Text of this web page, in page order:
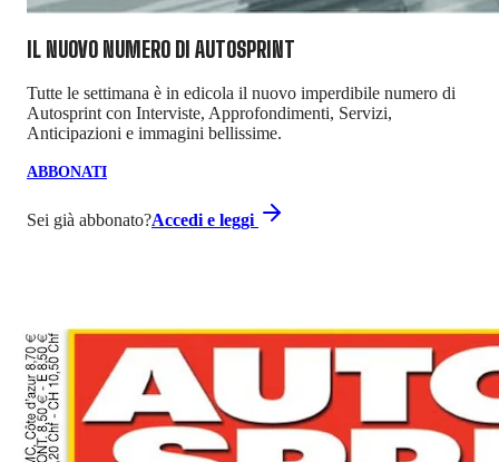
IL NUOVO NUMERO DI AUTOSPRINT
Tutte le settimana è in edicola il nuovo imperdibile numero di
Autosprint con Interviste, Approfondimenti, Servizi,
Anticipazioni e immagini bellissime.
ABBONATI
Sei già abbonato?Accedi e leggi